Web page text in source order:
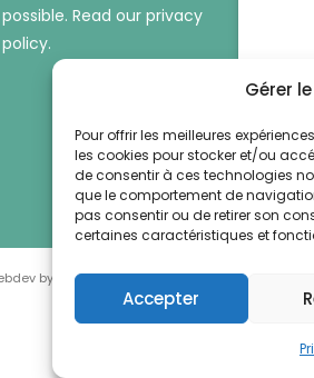
Gérer
Pour offrir les meilleures
les cookies pour stocker et/ou
de consentir à ces technologies
que le comportement de
pas consentir ou de retirer son
certaines caractéristiques et
Accepter
possible. Read our privacy
policy.
by AWS-Europe™